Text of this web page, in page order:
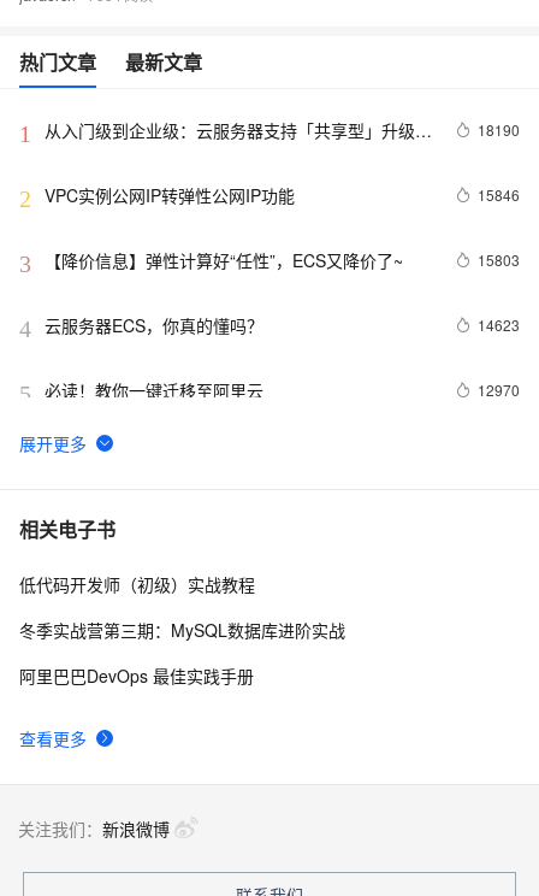
热门文章 最新文章
1
从入门级到企业级：云服务器支持「共享型」升级
18190
2 VPC实例公网IP转弹性公网IP功能 15846
3 【降价信息】弹性计算好“任性”，ECS又降价了~ 15803
4 云服务器ECS，你真的懂吗？ 14623
5 必读！教你一键迁移至阿里云 12970
6
云服务器ECS还原安全组规则功能介绍 安全组规则
7 安全组设置内网互通的方法
8 Mac神兵利器（四）时间管理工具
相关电子书
查看更多
低代码开发师（初级）实战教程
冬季实战营第三期：MySQL数据库进阶实战
阿里巴巴DevOps 最佳实践手册
关注我们： 新浪微博